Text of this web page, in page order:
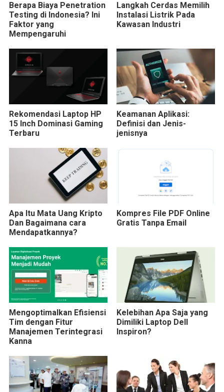
Berapa Biaya Penetration
Testing di Indonesia? Ini
Faktor yang
Mempengaruhi
Langkah Cerdas Memilih
Instalasi Listrik Pada
Kawasan Industri
Rekomendasi Laptop HP
15 Inch Dominasi Gaming
Terbaru
Keamanan Aplikasi:
Definisi dan Jenis-
jenisnya
Apa Itu Mata Uang Kripto
Dan Bagaimana cara
Mendapatkannya?
Kompres File PDF Online
Gratis Tanpa Email
Mengoptimalkan Efisiensi
Tim dengan Fitur
Manajemen Terintegrasi
Kanna
Kelebihan Apa Saja yang
Dimiliki Laptop Dell
Inspiron?